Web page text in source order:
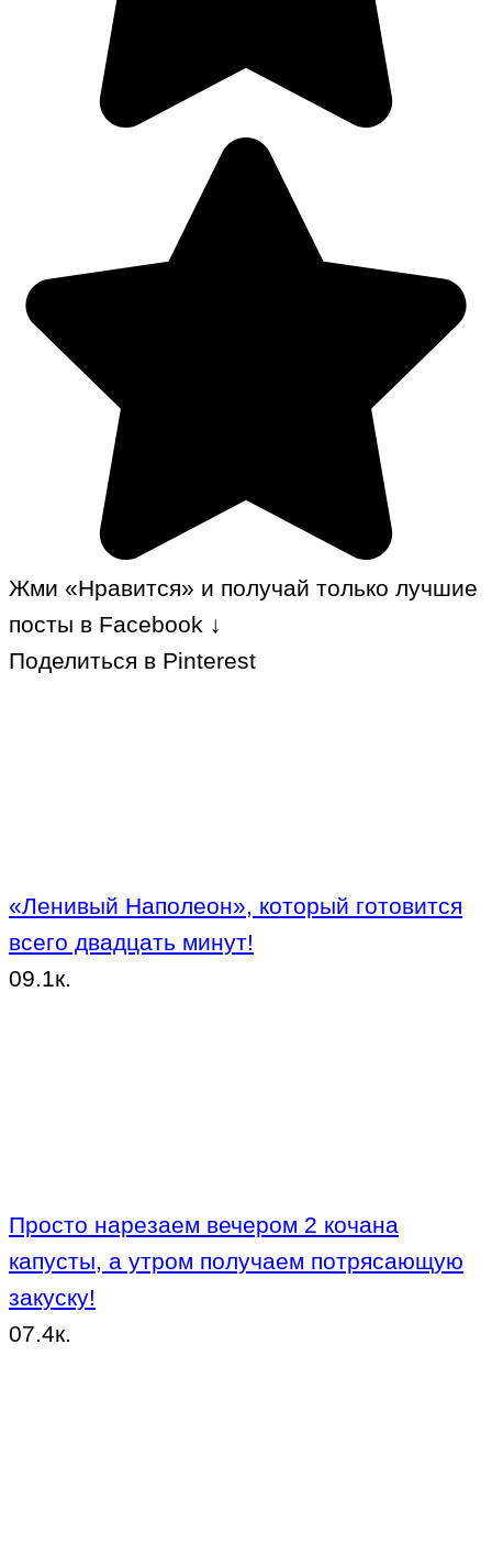
Жми «Нравится» и получай только лучшие
посты в Facebook ↓
Поделиться в Pinterest
«Ленивый Наполеон», который готовится
всего двадцать минут!
09.1к.
Просто нарезаем вечером 2 кочана
капусты, а утром получаем потрясающую
закуску!
07.4к.